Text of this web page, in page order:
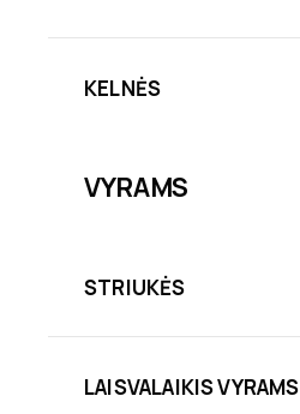
KELNĖS
VYRAMS
STRIUKĖS
LAISVALAIKIS VYRAMS